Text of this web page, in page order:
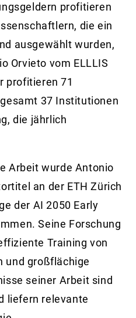
profitieren
die ein
ausgewählt wurden,
Orvieto vom ELLLIS
profitieren 71
37 Institutionen
die jährlich
Arbeit wurde Antonio
an der ETH Zürich
der AI 2050 Early
Seine Forschung
Training von
und großflächige
seiner Arbeit sind
liefern relevante